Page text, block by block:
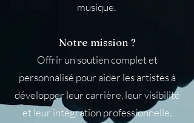
musique.
Notre mission ?
Offrir un soutien complet et
personnalisé pour aider les artistes à
développer leur carrière, leur visibilité
et leur intégration professionnelle.